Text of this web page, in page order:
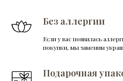
Без аллергии
Если у вас появилась
покупки, мы заменим
Подарочная